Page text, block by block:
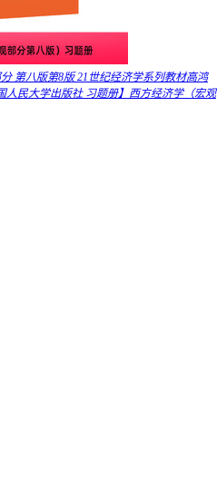
第八版第8版 21世纪经济学系列教材高鸿
人民大学出版社 习题册】西方经济学（宏观